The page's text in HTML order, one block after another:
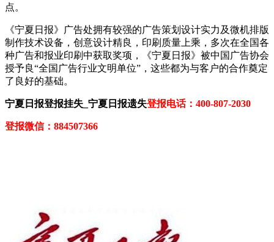
点。
《宁夏日报》广告处拥有较强的广告策划设计实力及微机排版
制作技术设备，创意设计精良，印刷质量上乘，多次在全国各
种广告和报业印刷中获取奖项，《宁夏日报》被中国广告协会
授予良“全国广告行业文明单位”，这些都为与客户的合作奠定
了良好的基础。
宁夏日报登报挂失_宁夏日报遗失登报电话：400-807-2030
登报微信：884507366